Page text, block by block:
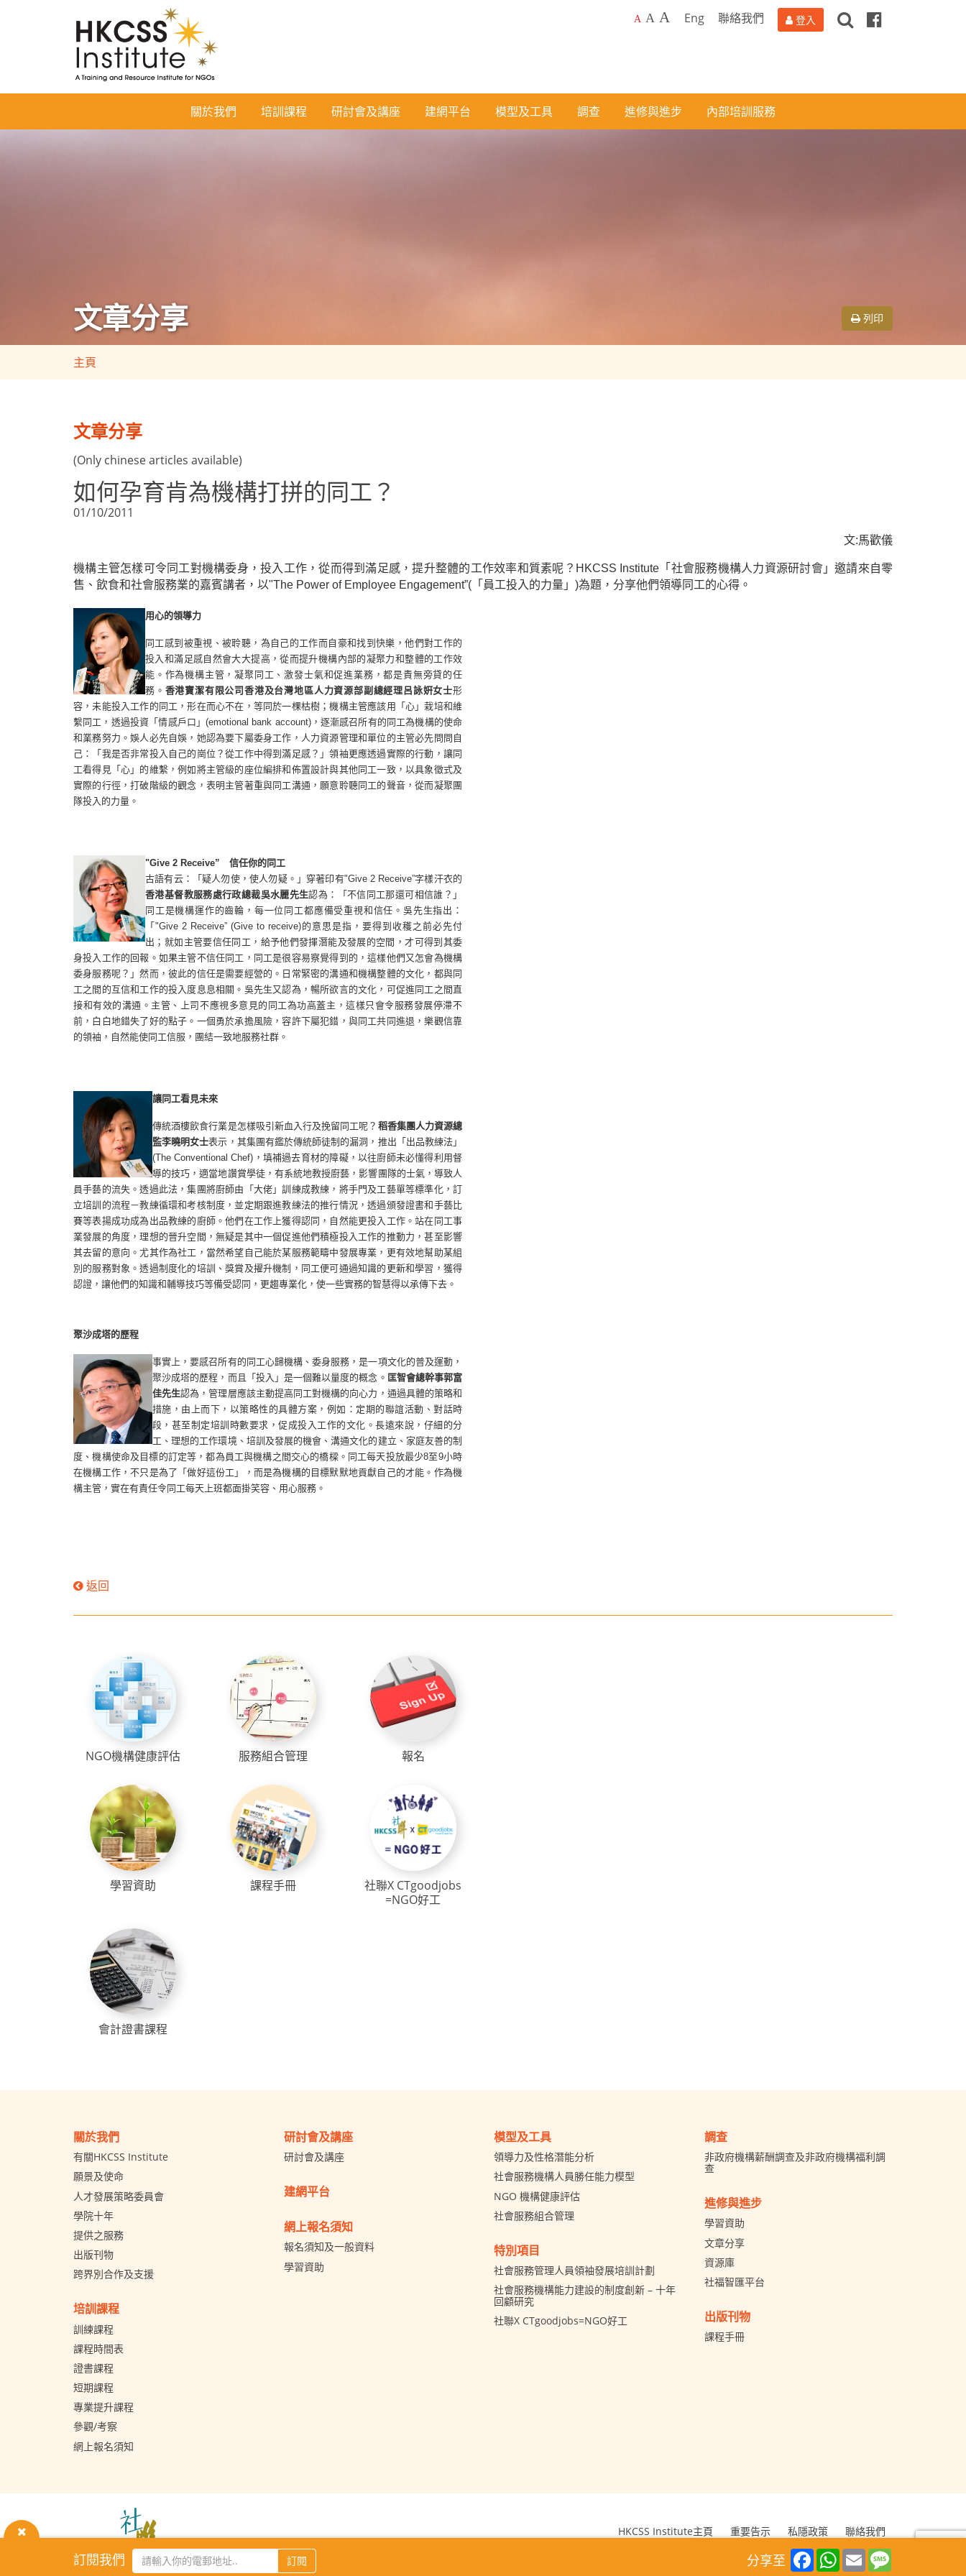
Institute
A A A Eng 聯絡我們 登入
搜 Facebook
關於我們 培訓課程 研討會及講座 建網平台 模型及工具 調查 進修與進步 內部培訓服務
文章分享 列印
主頁
文章分享
(Only chinese articles available)
如何孕育肯為機構打拼的同工？
01/10/2011
文:馬歡儀
機構主管怎樣可令同工對機構委身，投入工作，從而得到滿足感，提升整體的工作效率和質素呢？HKCSS Institute「社會服務機構人力資源研討會」邀請來自零
售、飲食和社會服務業的嘉賓講者，以"The Power of Employee Engagement”(「員工投入的力量」)為題，分享他們領導同工的心得。
用心的領導力
同工感到被重視、被聆聽，為自己的工作而自豪和找到快樂，他們對工作的
投入和滿足感自然會大大提高，從而提升機構內部的凝聚力和整體的工作效
能。作為機構主管，凝聚同工、激發士氣和促進業務，都是責無旁貸的任
務。 香港寶潔有限公司香港及台灣地區人力資源部副總經理呂詠姸女士形
容，未能投入工作的同工，形在而心不在，等同於一棵枯樹；機構主管應該用「心」栽培和維
繫同工，透過投資「情感戶口」(emotional bank account)，逐漸感召所有的同工為機構的使命
和業務努力。娛人必先自娛，她認為要下屬委身工作，人力資源管理和單位的主管必先問問自
己：「我是否非常投入自己的崗位？從工作中得到滿足感？」領袖更應透過實際的行動，讓同
工看得見「心」的維繫，例如將主管級的座位編排和佈置設計與其他同工一致，以具象徵式及
實際的行徑，打破階級的觀念，表明主管著重與同工溝通，願意聆聽同工的聲音，從而凝聚團
隊投入的力量。
"Give 2 Receive” 信任你的同工
古語有云：「疑人勿使，使人勿疑。」穿著印有"Give 2 Receive”字樣汗衣的
香港基督教服務處行政總裁吳水麗先生認為：「不信同工那還可相信誰？」
同工是機構運作的齒輪，每一位同工都應備受重視和信任。吳先生指出：
「 "Give 2 Receive” (Give to receive)的意思是指，要得到收穫之前必先付
出；就如主管要信任同工，給予他們發揮潛能及發展的空間，才可得到其委
身投入工作的回報。如果主管不信任同工，同工是很容易察覺得到的，這樣他們又怎會為機構
委身服務呢？」然而，彼此的信任是需要經營的。日常緊密的溝通和機構整體的文化，都與同
工之間的互信和工作的投入度息息相關。吳先生又認為，暢所欲言的文化，可促進同工之間直
接和有效的溝通。主管、上司不應視多意見的同工為功高蓋主，這樣只會令服務發展停滯不
前，白白地錯失了好的點子。一個勇於承擔風險，容許下屬犯錯，與同工共同進退，樂觀信靠
的領袖，自然能使同工信服，團結一致地服務社群。
讓同工看見未來
傳統酒樓飲食行業是怎樣吸引新血入行及挽留同工呢？ 稻香集團人力資源總
監李曉明女士表示，其集團有鑑於傳統師徒制的漏洞，推出「出品教練法」
(The Conventional Chef) ，填補過去育材的障礙，以往廚師未必懂得利用督
導的技巧，適當地讚賞學徒，有系統地教授廚藝，影響團隊的士氣，導致人
員手藝的流失。透過此法，集團將廚師由「大佬」訓練成教練，將手門及工藝單等標準化，訂
立培訓的流程－教練循環和考核制度，並定期跟進教練法的推行情況，透過頒發證書和手藝比
賽等表揚成功成為出品教練的廚師。他們在工作上獲得認同，自然能更投入工作。站在同工事
業發展的角度，理想的晉升空間，無疑是其中一個促進他們積極投入工作的推動力，甚至影響
其去留的意向。尤其作為社工，當然希望自己能於某服務範疇中發展專業，更有效地幫助某組
別的服務對象。透過制度化的培訓、獎賞及擢升機制，同工便可通過知識的更新和學習，獲得
認證，讓他們的知識和輔導技巧等備受認同，更趨專業化，使一些實務的智慧得以承傳下去。
聚沙成塔的歷程
事實上，要感召所有的同工心歸機構、委身服務，是一項文化的普及運動，
聚沙成塔的歷程，而且「投入」是一個難以量度的概念。 匡智會總幹事郭富
佳先生認為，管理層應該主動提高同工對機構的向心力，通過具體的策略和
措施，由上而下，以策略性的具體方案，例如：定期的聯誼活動、對話時
段，甚至制定培訓時數要求，促成投入工作的文化。長遠來說，仔細的分
工、理想的工作環境、培訓及發展的機會、溝通文化的建立、家庭友善的制
度、機構使命及目標的訂定等，都為員工與機構之間交心的橋樑。同工每天投放最少8至9小時
在機構工作，不只是為了「做好這份工」，而是為機構的目標默默地貢獻自己的才能。作為機
構主管，實在有責任令同工每天上班都面掛笑容、用心服務。
返回
NGO機構健康評估 服務組合管理 報名
學習資助 課程手冊
社聯X CTgoodjobs
=NGO好工
會計證書課程
訂閱我們 訂閱 分享至 Facebook
WhatsApp
Email
關於我們
有關HKCSS Institute
願景及使命
人才發展策略委員會
學院十年
提供之服務
出版刊物
跨界別合作及支援
培訓課程
訓練課程
課程時間表
證書課程
短期課程
專業提升課程
參觀/考察
網上報名須知
研討會及講座
研討會及講座
建網平台
網上報名須知
報名須知及一般資料
學習資助
模型及工具
領導力及性格潛能分析
社會服務機構人員勝任能力模型
NGO 機構健康評估
社會服務組合管理
特別項目
社會服務管理人員領袖發展培訓計劃
社會服務機構能力建設的制度創新 – 十年
回顧研究
社聯X CTgoodjobs=NGO好工
調查
非政府機構薪酬調查及非政府機構福利調
查
進修與進步
學習資助
文章分享
資源庫
社福智匯平台
出版刊物
課程手冊
Kong
Council
of
HKCSS Institute主頁 重要告示 私隱政策
聯絡我們
2026 © The Hong Kong Council of Social Service. All Rights Reserved.